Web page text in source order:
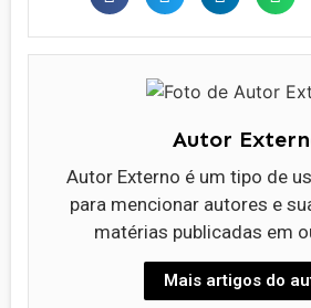
Autor
Autor Externo é um tipo de
para mencionar autores e
matérias publicadas em
Mais artigos do